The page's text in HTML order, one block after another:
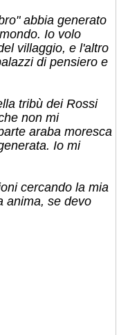
abbia generato
Io volo
villaggio, e l'altro
di pensiero e
tribù dei Rossi
non mi
araba moresca
Io mi
cercando la mia
anima, se devo